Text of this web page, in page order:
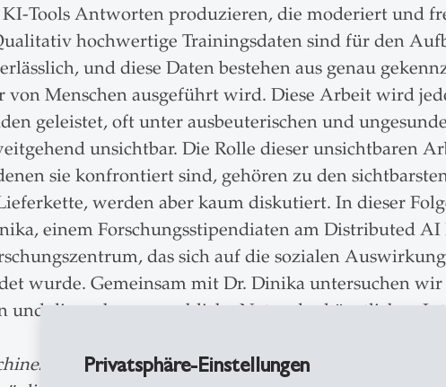
Privatsphäre-Einstellungen
Tools Antworten produzieren, die moderiert und
hochwertige Trainingsdaten sind für den
und diese Daten bestehen aus genau
von Menschen ausgeführt wird. Diese Arbeit wird
geleistet, oft unter ausbeuterischen und
unsichtbar. Die Rolle dieser unsichtbaren
sie konfrontiert sind, gehören zu den
werden aber kaum diskutiert. In dieser
einem Forschungsstipendiaten am Distributed AI
das sich auf die sozialen
wurde. Gemeinsam mit Dr. Dinika untersuchen
und die wahre menschliche Natur der künstlichen
That Fail Us» wurde durch den